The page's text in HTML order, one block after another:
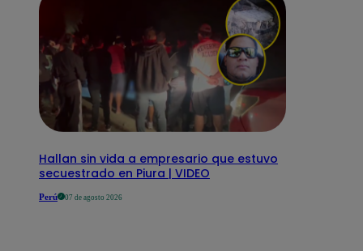
Hallan sin vida a empresario que estuvo
secuestrado en Piura | VIDEO
Perú 07 de agosto 2026